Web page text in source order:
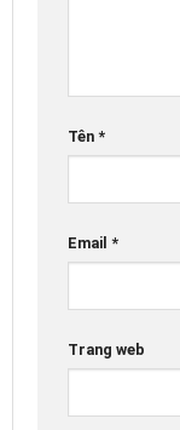
Tên *
Email *
Trang web